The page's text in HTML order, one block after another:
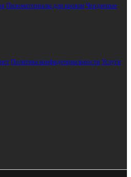
Пиломатериалы для кровли Чердачные
Политика конфиденциальности Услуги